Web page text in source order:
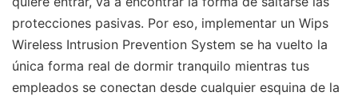
protecciones pasivas. Por eso, implementar un Wips
Wireless Intrusion Prevention System se ha vuelto la
única forma real de dormir tranquilo mientras tus
empleados se conectan desde cualquier esquina de la